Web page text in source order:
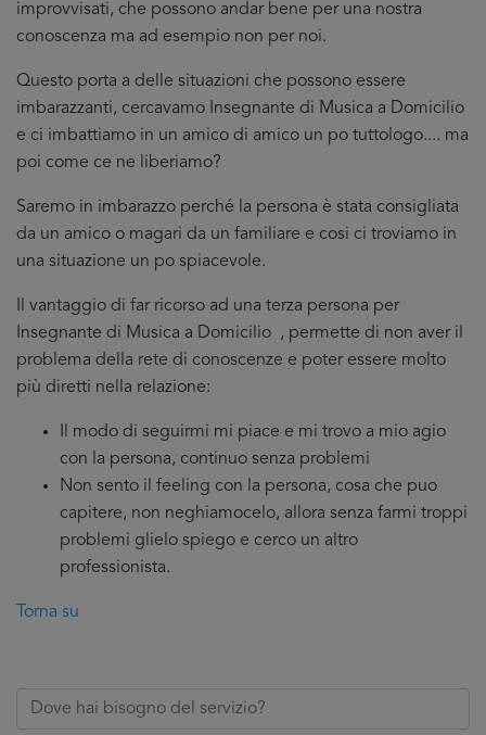
improvvisati, che possono andar bene per una nostra
conoscenza ma ad esempio non per noi.
Questo porta a delle situazioni che possono essere
imbarazzanti, cercavamo Insegnante di Musica a Domicilio
e ci imbattiamo in un amico di amico un po tuttologo.... ma
poi come ce ne liberiamo?
Saremo in imbarazzo perché la persona è stata consigliata
da un amico o magari da un familiare e cosi ci troviamo in
una situazione un po spiacevole.
Il vantaggio di far ricorso ad una terza persona per
Insegnante di Musica a Domicilio , permette di non aver il
problema della rete di conoscenze e poter essere molto
più diretti nella relazione:
Il modo di seguirmi mi piace e mi trovo a mio agio
con la persona, continuo senza problemi
Non sento il feeling con la persona, cosa che puo
capitere, non neghiamocelo, allora senza farmi troppi
problemi glielo spiego e cerco un altro
professionista.
Torna su